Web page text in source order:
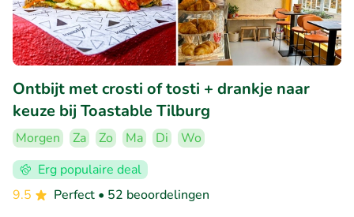
Ontbijt met crosti of tosti + drankje naar
keuze bij Toastable Tilburg
Morgen Za Zo Ma Di
Wo
Erg populaire deal
9.5
Perfect • 52 beoordelingen